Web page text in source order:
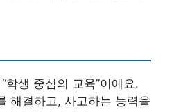
학생 중심의 교육”이에요.
해결하고, 사고하는 능력을